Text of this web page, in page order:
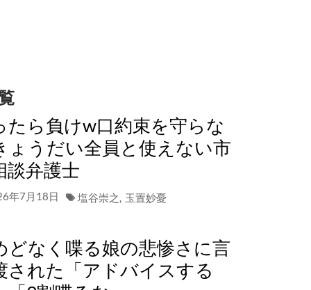
たら負けw口約束を守らな
ょうだい全員と使えない市
談弁護士
年7月18日 塩谷崇之 玉置妙憂
どなく喋る娘の悲惨さに言
された「アドバイスする